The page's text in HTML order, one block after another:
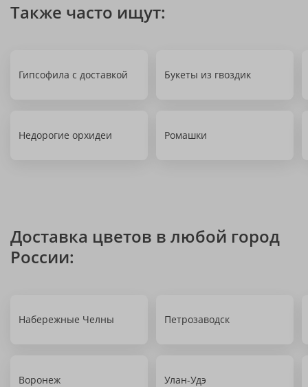
Также часто ищут:
Гипсофила с доставкой Букеты из гвоздик
Недорогие орхидеи Ромашки
Доставка цветов в любой город
России:
Набережные Челны Петрозаводск
Воронеж Улан-Удэ